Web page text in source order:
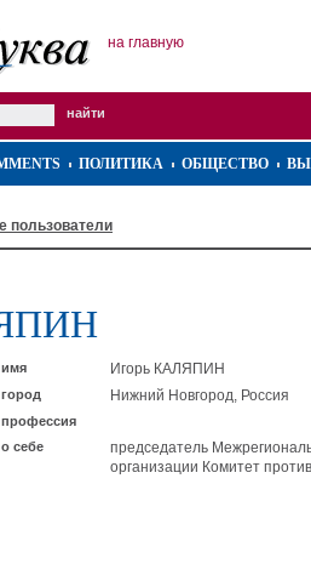
на главную
ПОЛИТИКА ОБЩЕСТВО
пользователи
имя Игорь КАЛЯПИН
город Нижний Новгород, Россия
профессия
о себе
председатель
организации Комитет